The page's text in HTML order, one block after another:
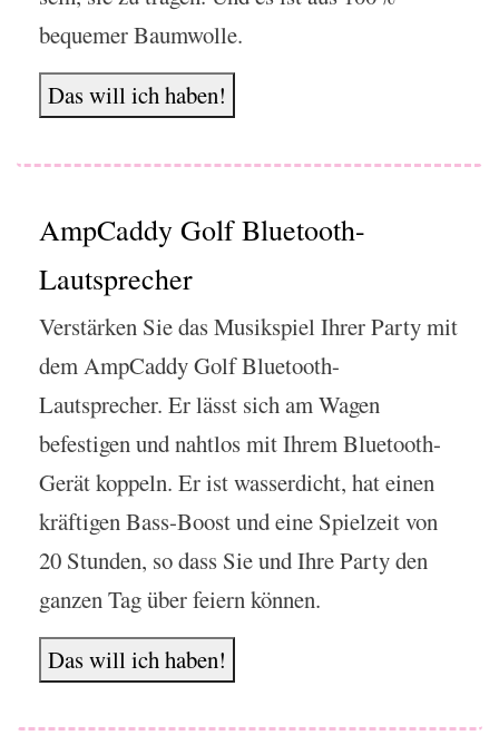
bequemer Baumwolle.
Das will ich haben!
AmpCaddy Golf Bluetooth-
Lautsprecher
Verstärken Sie das Musikspiel Ihrer Party mit
dem AmpCaddy Golf Bluetooth-
Lautsprecher. Er lässt sich am Wagen
befestigen und nahtlos mit Ihrem Bluetooth-
Gerät koppeln. Er ist wasserdicht, hat einen
kräftigen Bass-Boost und eine Spielzeit von
20 Stunden, so dass Sie und Ihre Party den
ganzen Tag über feiern können.
Das will ich haben!